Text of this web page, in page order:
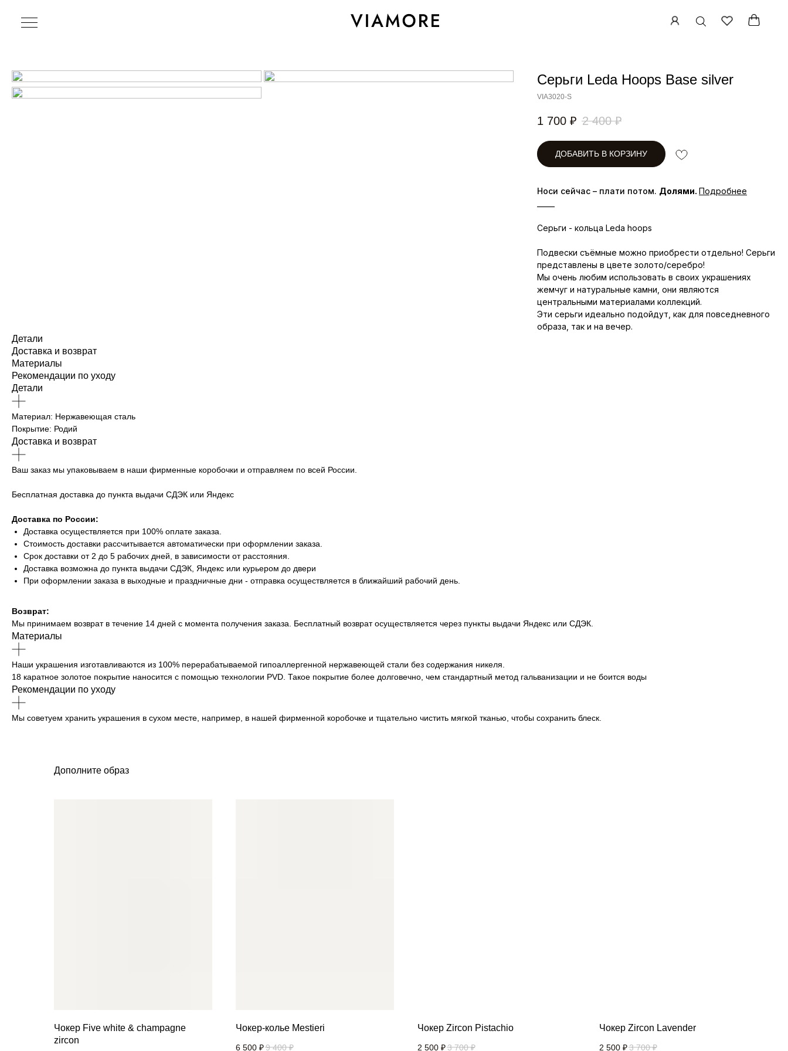
Серьги Leda Hoops Base silver
Артикул:
VIA3020-S
1 700 ₽ 2 400 ₽
ДОБАВИТЬ В КОРЗИНУ
Носи сейчас – плати потом. Долями. Подробнее
Серьги - кольца Leda hoops
Подвески съёмные можно приобрести отдельно! Серьги
представлены в цвете золото/серебро!
Мы очень любим использовать в своих украшениях
жемчуг и натуральные камни, они являются
центральными материалами коллекций.
Эти серьги идеально подойдут, как для повседневного
образа, так и на вечер.
Детали
Доставка и возврат
Материалы
Рекомендации по уходу
Детали
Материал: Нержавеющая сталь
Покрытие: Родий
Доставка и возврат
Ваш заказ мы упаковываем в наши фирменные коробочки и отправляем по всей России.
Бесплатная доставка до пункта выдачи СДЭК или Яндекс
Доставка по России:
Доставка осуществляется при 100% оплате заказа.
Стоимость доставки рассчитывается автоматически при оформлении заказа.
Срок доставки от 2 до 5 рабочих дней, в зависимости от расстояния.
Доставка возможна до пункта выдачи СДЭК, Яндекс или курьером до двери
При оформлении заказа в выходные и праздничные дни - отправка осуществляется в ближайший рабочий день.
Возврат:
Мы принимаем возврат в течение 14 дней с момента получения заказа. Бесплатный возврат осуществляется через пункты выдачи Яндекс или СДЭК.
Материалы
Наши украшения изготавливаются из 100% перерабатываемой гипоаллергенной нержавеющей стали без содержания никеля.
18 каратное золотое покрытие наносится с помощью технологии PVD. Такое покрытие более долговечно, чем стандартный метод гальванизации и не боится воды
Рекомендации по уходу
Мы советуем хранить украшения в сухом месте, например, в нашей фирменной коробочке и тщательно чистить мягкой тканью, чтобы сохранить блеск.
Дополните образ
Чокер Five white & champagne
zircon
Чокер-колье Mestieri
6 500 ₽9 400 ₽
Чокер Zircon Pistachio
2 500 ₽3 700 ₽
Чокер Zircon Lavender
2 500 ₽3 700 ₽